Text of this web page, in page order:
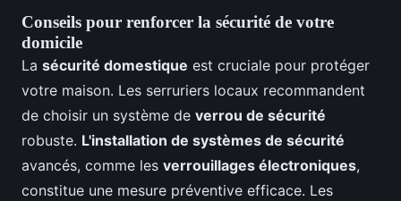
Conseils pour renforcer la sécurité de votre
domicile
La sécurité domestique est cruciale pour protéger
votre maison. Les serruriers locaux recommandent
de choisir un système de verrou de sécurité
robuste. L'installation de systèmes de sécurité
avancés, comme les verrouillages électroniques,
constitue une mesure préventive efficace. Les